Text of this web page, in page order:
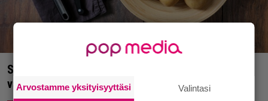
Syötkö perunoita näin? Tutkijat löysivät yhteyden
vakavaan kansansairauteen
Arvostamme yksityisyyttäsi Valintasi